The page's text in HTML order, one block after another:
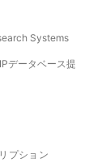
Systems
データベース提
プション